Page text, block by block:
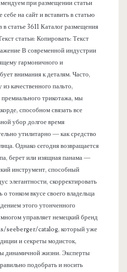
при размещении статьи
на сайт и вставить в статью
статье 3611 Каталог размещения
статьи: Копировать: Текст
В современной индустрии
гармоничного и
внимания к деталям. Часто,
качественного пальто,
трикотажа, мы
способном связать все
убор долгое время
утилитарно — как средство
Однако сегодня возвращается
берет или изящная панама —
инструмент, способный
элегантности, скорректировать
тонком вкусе своего владельца
этого утонченного
управляет немецкий бренд
seeberger/catalog, который уже
и секреты модисток,
динамичной жизни. Эксперты
подобрать и носить